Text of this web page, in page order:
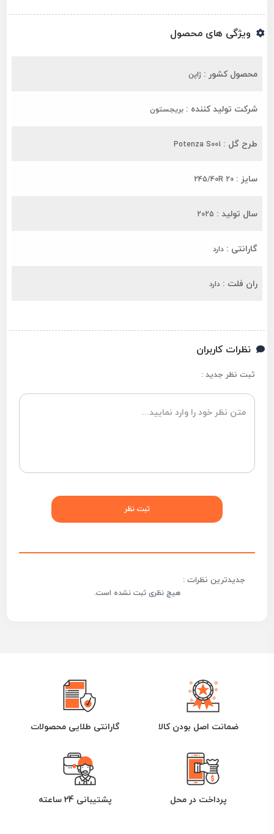
ویژگی های محصول
محصول کشور : ژاپن
شرکت تولید کننده : بریجستون
طرح گل : Potenza S001
سایز : 245/40R 20
سال تولید : 2025
گارانتی : دارد
ران فلت : دارد
نظرات کاربران
ثبت نظر جدید :
جدیدترین نظرات :
هیچ نظری ثبت نشده است.
ضمانت اصل بودن کالا گارانتی طلایی محصولات
پرداخت در محل پشتیبانی 24 ساعته